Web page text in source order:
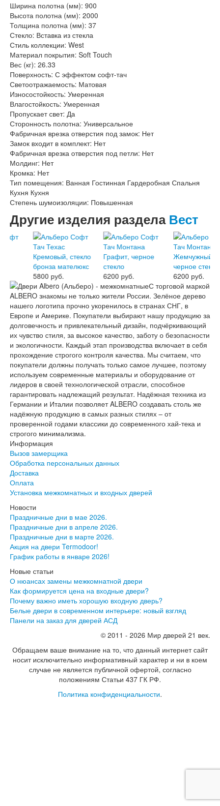
Ширина полотна (мм): 900
Высота полотна (мм): 2000
Толщина полотна (мм): 37
Стекло: Вставка из стекла
Стиль коллекции: West
Материал покрытия: Soft Touch
Вес (кг): 26.33
Поверхность: С эффектом софт-тач
Светоотражаемость: Матовая
Износостойкость: Умеренная
Влагостойкость: Умеренная
Пропускает свет: Да
Сторонность полотна: Универсальное
Фабричная врезка отверстия под замок: Нет
Замок входит в комплект: Нет
Фабричная врезка отверстия под петли: Нет
Молдинг: Нет
Кромка: Нет
Тип помещения: Ванная Гостинная Гардеробная Спальня
Кухня Кухня
Степень шумоизоляции: Повышенная
Другие изделия разделаВест
5800 руб. 6200 руб. 6200 руб.
С торговой маркой
ALBERO знакомы не только жители России. Зелёное дерево
нашего логотипа прочно укоренилось в странах СНГ, в
Европе и Америке. Покупатели выбирают нашу продукцию за
долговечность и привлекательный дизайн, подчёркивающий
их чувство стиля, за высокое качество, заботу о безопасности
и экологичности. Каждый этап производства включает в себя
прохождение строгого контроля качества. Мы считаем, что
покупатели должны получать только самое лучшее, поэтому
используем современные материалы и оборудование от
лидеров в своей технологической отрасли, способное
гарантировать надлежащий результат. Надёжная техника из
Германии и Италии позволяет ALBERO создавать столь же
надёжную продукцию в самых разных стилях – от
проверенной годами классики до современного хай-тека и
строгого минимализма.
Информация
Вызов замерщика
Обработка персональных данных
Доставка
Оплата
Установка межкомнатных и входных дверей
Новости
Праздничные дни в мае 2026.
Праздничные дни в апреле 2026.
Праздничные дни в марте 2026.
Акция на двери Termodoor!
График работы в январе 2026!
Новые статьи
О нюансах замены межкомнатной двери
Как формируется цена на входные двери?
Почему важно иметь хорошую входную дверь?
Белые двери в современном интерьере: новый взгляд
Панели на заказ для дверей АСД
© 2011 - 2026 Мир дверей 21 век.
Обращаем ваше внимание на то, что данный интернет сайт
носит исключительно информативный характер и ни в коем
случае не является публичной офертой, согласно
положениям Статьи 437 ГК РФ.
Политика конфиденциальности.